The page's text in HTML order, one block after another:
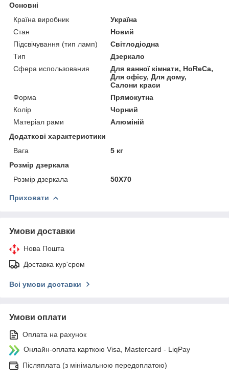
Основні
Країна виробник
Україна
Стан
Новий
Підсвічування (тип ламп)
Світлодіодна
Тип
Дзеркало
Сфера использования
Для ванної кімнати, HoReCa,
Для офісу, Для дому,
Салони краси
Форма
Прямокутна
Колір
Чорний
Матеріал рами
Алюміній
Додаткові характеристики
Вага
5 кг
Розмір дзеркала
Розмір дзеркала
50Х70
Приховати
Умови доставки
Нова Пошта
Доставка кур'єром
Всі умови доставки
Умови оплати
Оплата на рахунок
Онлайн-оплата карткою Visa, Mastercard - LiqPay
Післяплата (з мінімальною передоплатою)